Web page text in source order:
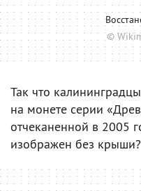
©
Так что
на монете серии
отчеканенной в 2005
изображен без крыши?